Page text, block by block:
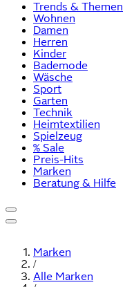
Trends & Themen
Wohnen
Damen
Herren
Kinder
Bademode
Wäsche
Sport
Garten
Technik
Heimtextilien
Spielzeug
% Sale
Preis-Hits
Marken
Beratung & Hilfe
Marken
/
Alle Marken